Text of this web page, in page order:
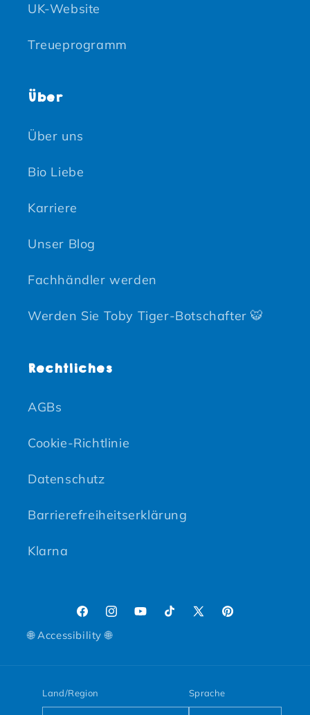
UK-Website
Treueprogramm
Über
Über uns
Bio Liebe
Karriere
Unser Blog
Fachhändler werden
Werden Sie Toby Tiger-Botschafter 🐯
Rechtliches
AGBs
Cookie-Richtlinie
Datenschutz
Barrierefreiheitserklärung
Klarna
FacebookInstagram
YouTubeTikTokX (Twitter)
Pinterest
🌐 Accessibility 🌐
Land/Region Sprache